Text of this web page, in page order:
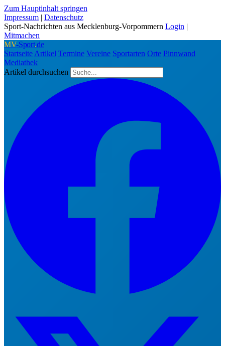
Zum Hauptinhalt springen
Impressum | Datenschutz
Sport-Nachrichten aus Mecklenburg-Vorpommern Login |
Mitmachen
MV-Sport.de
Startseite Artikel Termine Vereine Sportarten Orte Pinnwand
Mediathek
Artikel durchsuchen